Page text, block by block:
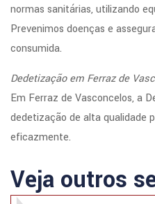
normas sanitárias, utilizando
Prevenimos doenças e
consumida.
Dedetização em Ferraz de
Em Ferraz de Vasconcelos, a
dedetização de alta qualidade
eficazmente.
Veja outros